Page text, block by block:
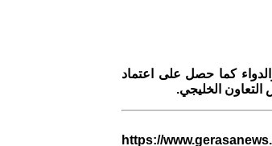
كما حصل على اعتماد
التعاون الخليجي.
https://